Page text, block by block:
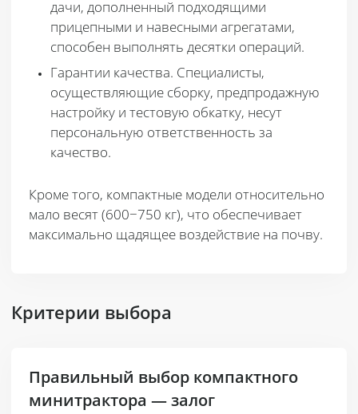
дачи, дополненный подходящими
прицепными и навесными агрегатами,
способен выполнять десятки операций.
Гарантии качества. Специалисты,
осуществляющие сборку, предпродажную
настройку и тестовую обкатку, несут
персональную ответственность за
качество.
Кроме того, компактные модели относительно
мало весят (600−750 кг), что обеспечивает
максимально щадящее воздействие на почву.
Критерии выбора
Правильный выбор компактного
минитрактора — залог